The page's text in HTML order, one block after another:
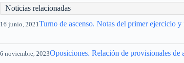
Noticias relacionadas
16 junio, 2021 Turno de ascenso. Notas del primer ejercicio
6 noviembre, 2023Oposiciones. Relación de provisionales